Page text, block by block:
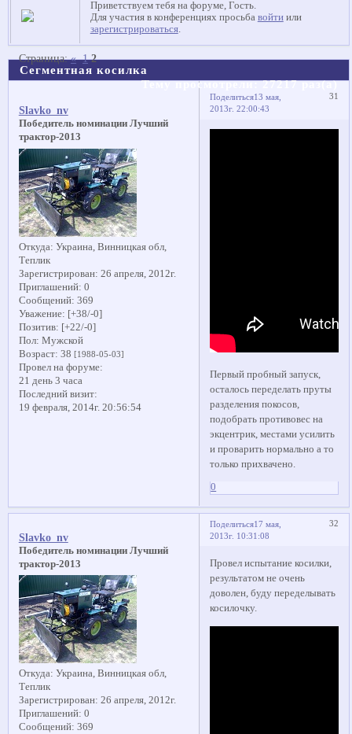
Приветствуем тебя на форуме, Гость.
Для участия в конференциях просьба войтиили
зарегистрироваться.
Сегментная косилка
Тему просмотрели:27217раз(а)
Страница:« 1 2
Поделиться 31
13 мая,
2013г. 22:00:43
Slavko_nv
Победитель номинации Лучший
трактор-2013
Откуда: Украина, Винницкая обл,
Теплик
Зарегистрирован: 26 апреля, 2012г.
Приглашений: 0
Сообщений: 369
Уважение: [+38/-0]
Позитив: [+22/-0]
Пол: Мужской
Возраст: 38 [1988-05-03]
Провел на форуме:
21 день 3 часа
Последний визит:
19 февраля, 2014г. 20:56:54
Первый пробный запуск,
осталось переделать пруты
разделения покосов,
подобрать противовес на
экцентрик, местами усилить
и проварить нормально а то
только прихвачено.
0
Поделиться 32
17 мая,
2013г. 10:31:08
Slavko_nv
Победитель номинации Лучший
трактор-2013
Откуда: Украина, Винницкая обл,
Теплик
Зарегистрирован: 26 апреля, 2012г.
Приглашений: 0
Сообщений: 369
Провел испытание косилки,
результатом не очень
доволен, буду переделывать
косилочку.